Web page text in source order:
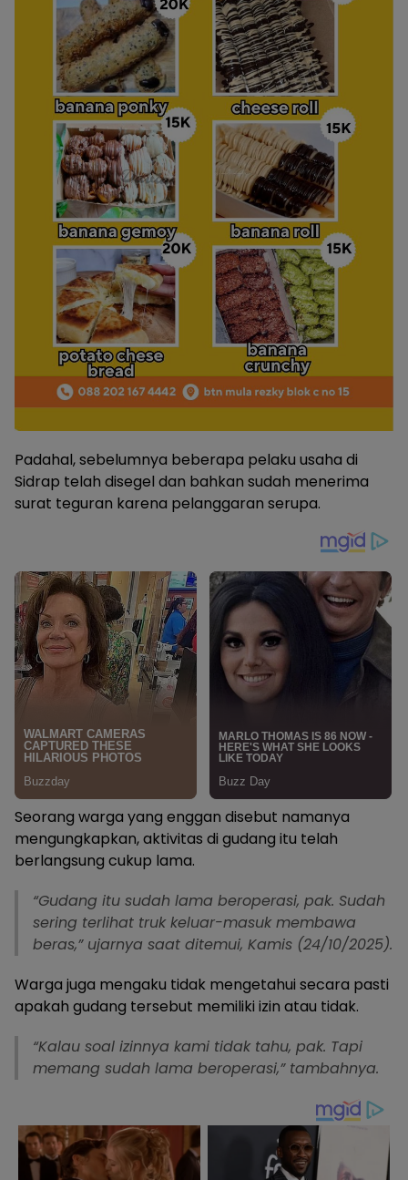
Padahal, sebelumnya beberapa pelaku usaha di
Sidrap telah disegel dan bahkan sudah menerima
surat teguran karena pelanggaran serupa.
Seorang warga yang enggan disebut namanya
mengungkapkan, aktivitas di gudang itu telah
berlangsung cukup lama.
“Gudang itu sudah lama beroperasi, pak. Sudah
sering terlihat truk keluar-masuk membawa
beras,” ujarnya saat ditemui, Kamis (24/10/2025).
Warga juga mengaku tidak mengetahui secara pasti
apakah gudang tersebut memiliki izin atau tidak.
“Kalau soal izinnya kami tidak tahu, pak. Tapi
memang sudah lama beroperasi,” tambahnya.